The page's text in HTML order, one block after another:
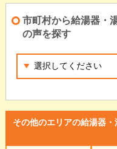
市町村から給湯器・
の声を探す
その他のエリアの給湯器